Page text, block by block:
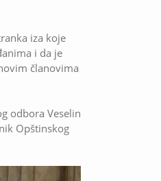
iza koje
i da je
članovima
odbora Veselin
Opštinskog